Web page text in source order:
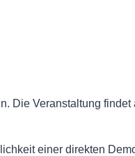
Die Veranstaltung findet
einer direkten